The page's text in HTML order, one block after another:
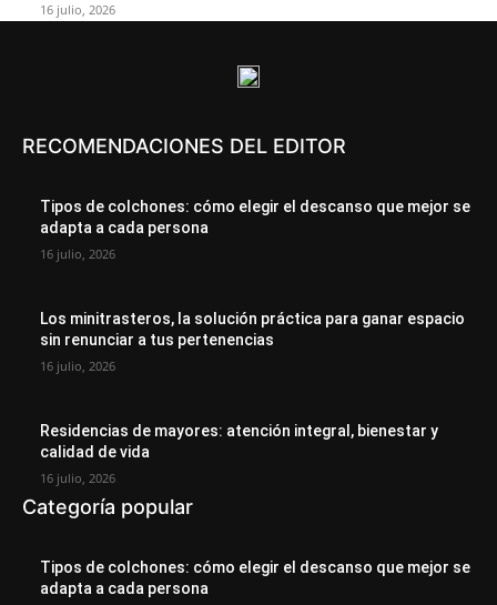
16 julio, 2026
RECOMENDACIONES DEL EDITOR
Tipos de colchones: cómo elegir el descanso que mejor se
adapta a cada persona
16 julio, 2026
Los minitrasteros, la solución práctica para ganar espacio
sin renunciar a tus pertenencias
16 julio, 2026
Residencias de mayores: atención integral, bienestar y
calidad de vida
16 julio, 2026
Categoría popular
Tipos de colchones: cómo elegir el descanso que mejor se
adapta a cada persona